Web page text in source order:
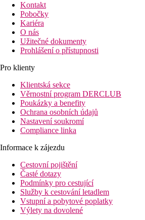
Kontakt
Pobočky
Kariéra
O nás
Užitečné dokumenty
Prohlášení o přístupnosti
Pro klienty
Klientská sekce
Věrnostní program DERCLUB
Poukázky a benefity
Ochrana osobních údajů
Nastavení soukromí
Compliance linka
Informace k zájezdu
Cestovní pojištění
Časté dotazy
Podmínky pro cestující
Služby k cestování letadlem
Vstupní a pobytové poplatky
Výlety na dovolené